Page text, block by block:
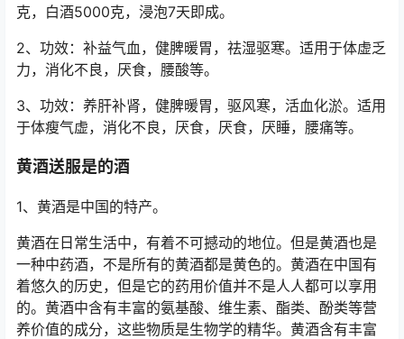
克，白酒5000克，浸泡7天即成。
2、功效：补益气血，健脾暖胃，祛湿驱寒。适用于体虚乏
力，消化不良，厌食，腰酸等。
3、功效：养肝补肾，健脾暖胃，驱风寒，活血化淤。适用
于体瘦气虚，消化不良，厌食，厌食，厌睡，腰痛等。
黄酒送服是的酒
1、黄酒是中国的特产。
黄酒在日常生活中，有着不可撼动的地位。但是黄酒也是
一种中药酒，不是所有的黄酒都是黄色的。黄酒在中国有
着悠久的历史，但是它的药用价值并不是人人都可以享用
的。黄酒中含有丰富的氨基酸、维生素、酯类、酚类等营
养价值的成分，这些物质是生物学的精华。黄酒含有丰富